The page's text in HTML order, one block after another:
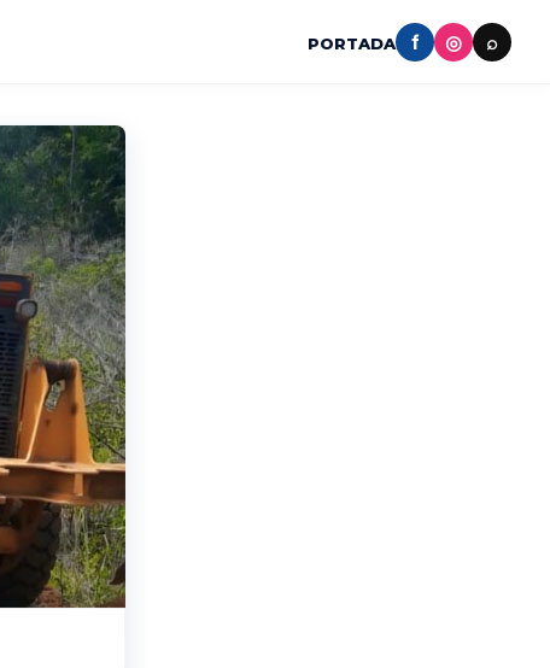
PORTADA f ◎ ⌕